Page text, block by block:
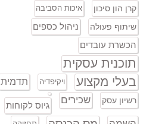
קרן הון סיכון איכות הסביבה
שיתוף פעולה
ניהול כספים
הכשרת עובדים
תוכנית עסקית
בעלי מקצוע
ויקיפדיה תדמית
רשיון עסק שכירים גיוס לקוחות